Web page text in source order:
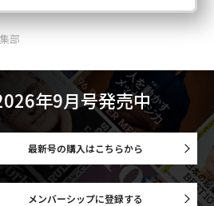
部
年9月号発売中
最新号の購入はこちらから
メンバーシップに登録する